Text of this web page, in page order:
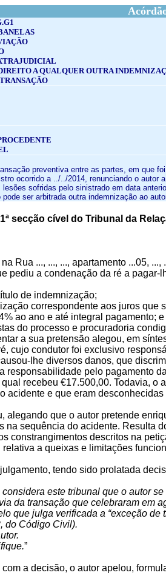
A QUALQUER OUTRA
preventiva entre as partes, em que
ocorrido a ../../2014, renunciando o autor
lesões sofridas pelo sinistrado em data
ser arbitrada outra indemnização ao
secção cível do Tribunal da
Rua ..., ..., ..., apartamento ...05,
pediu a condenação da ré a pagar-
de indemnização;
correspondente aos juros que
ao ano e até integral pagamento;
do processo e procuradoria
a sua pretensão alegou, em
cujo condutor foi exclusivo
lhe diversos danos, que
responsabilidade pelo pagamento
recebeu €17.500,00. Todavia, o
acidente e que eram
alegando que o autor pretende
na sequência do acidente. Resulta
constrangimentos descritos na
a queixas e limitações
tendo sido prolatada
este tribunal que o autor
da transação que celebraram em
que julga verificada a “exceção
do Código Civil).
”
com a decisão, o autor apelou,